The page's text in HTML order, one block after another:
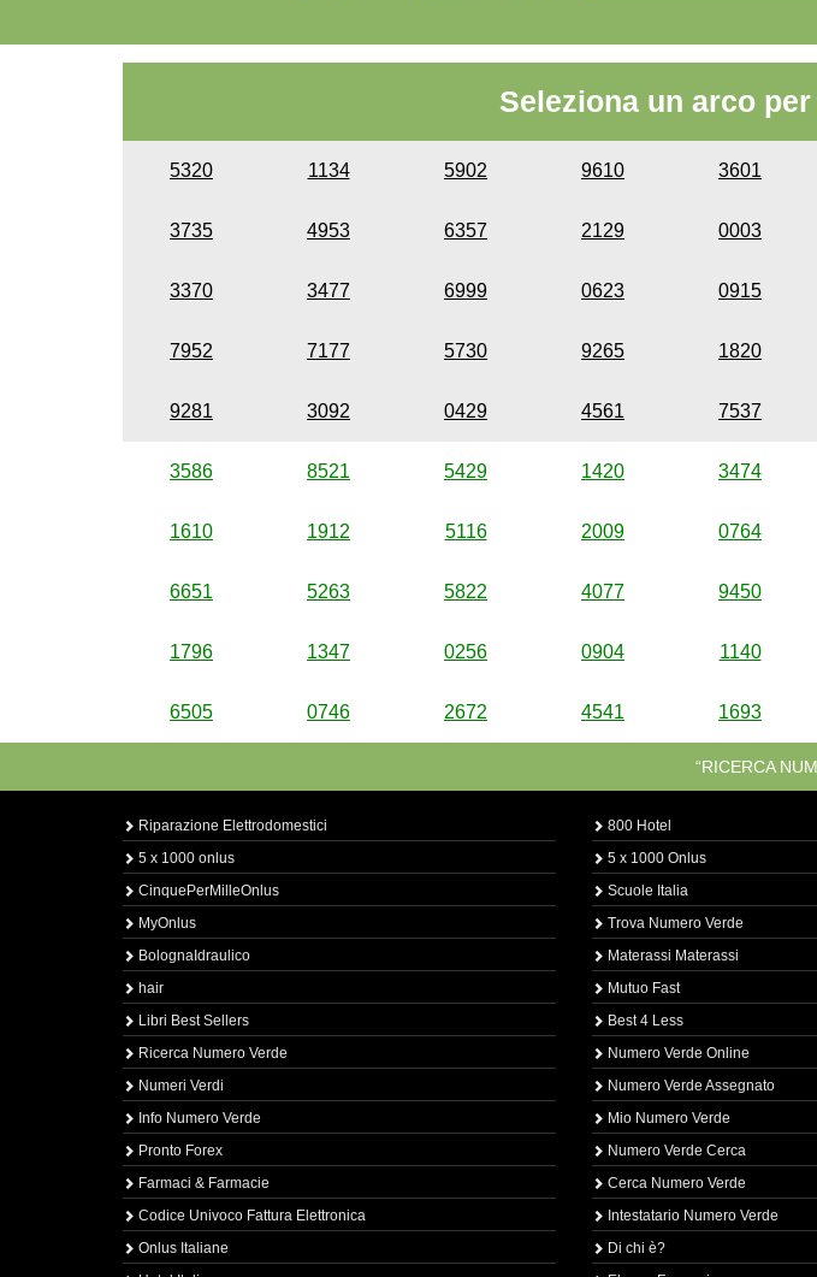
Seleziona un arco
5320 1134 5902 9610 3601
3735 4953 6357 2129 0003
3370 3477 6999 0623 0915
7952 7177 5730 9265 1820
9281 3092 0429 4561 7537
3586 8521 5429 1420 3474
1610 1912 5116 2009 0764
6651 5263 5822 4077 9450
1796 1347 0256 0904 1140
6505 0746 2672 4541 1693
“RICERCA
Riparazione Elettrodomestici
5 x 1000 onlus
CinquePerMilleOnlus
MyOnlus
BolognaIdraulico
hair
Libri Best Sellers
Ricerca Numero Verde
Numeri Verdi
Info Numero Verde
Pronto Forex
Farmaci & Farmacie
Codice Univoco Fattura Elettronica
Onlus Italiane
800 Hotel
5 x 1000 Onlus
Scuole Italia
Trova Numero Verde
Materassi Materassi
Mutuo Fast
Best 4 Less
Numero Verde Online
Numero Verde Assegnato
Mio Numero Verde
Numero Verde Cerca
Cerca Numero Verde
Intestatario Numero Verde
Di chi è?